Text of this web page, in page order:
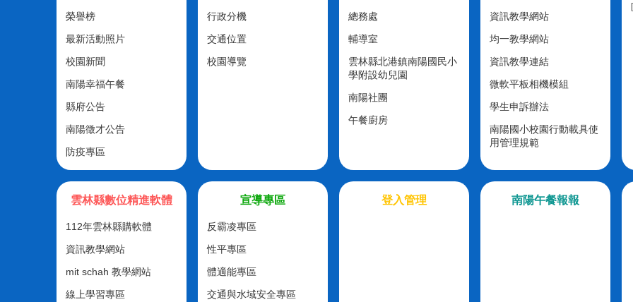
榮譽榜
最新活動照片
校園新聞
南陽幸福午餐
縣府公告
南陽徵才公告
防疫專區
行政分機
交通位置
校園導覽
總務處
輔導室
雲林縣北港鎮南陽國民小
學附設幼兒園
南陽社團
午餐廚房
資訊教學網站
均一教學網站
資訊教學連結
微軟平板相機模組
學生申訴辦法
南陽國小校園行動載具使
用管理規範
雲林縣數位精進軟體
112年雲林縣購軟體
資訊教學網站
mit schah 教學網站
線上學習專區
宣導專區
反霸凌專區
性平專區
體適能專區
交通與水域安全專區
登入管理 南陽午餐報報